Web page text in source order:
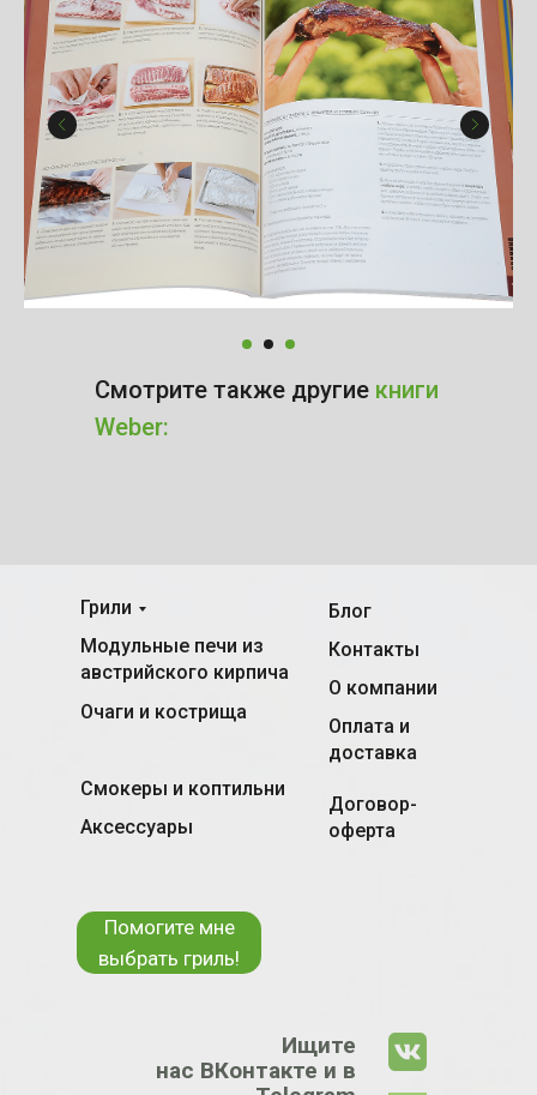
Смотрите также другие книги
Weber:
Модульные печи из
австрийского кирпича
Смокеры и коптильни
Очаги и кострища
Контакты
Блог
О компании
Оплата и
доставка
Аксессуары
Грили
Ищите
нас ВКонтакте и в
Помогите мне
выбрать гриль!
Договор-
оферта